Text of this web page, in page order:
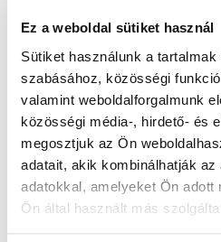
Ez a weboldal sütiket használ
Sütiket használunk a
szabásához, közösségi
valamint weboldalforgalmunk
közösségi média-, hirdető- és
megosztjuk az Ön
adatait, akik kombinálhatják
adatokkal, amelyeket Ön adott
Ön által használt más
methods, such as passkeys,
and easier to use. EURid is
these efforts, emphasizing that
with MFA is a critical step in
systems but also user trust.
In collaboration with the
encourage all organizations to
practices, implement stronger